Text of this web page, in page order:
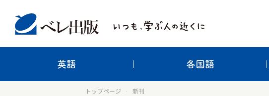
英語 各国語
トップページ 新刊